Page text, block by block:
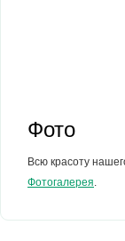
Фото
Всю красоту
Фотогалерея.